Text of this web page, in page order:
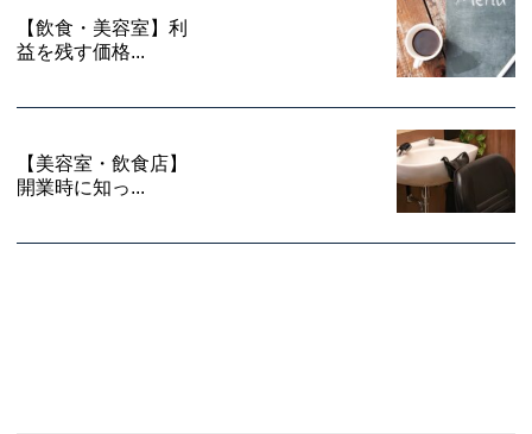
【飲食・美容室】利
益を残す価格...
【美容室・飲食店】
開業時に知っ...